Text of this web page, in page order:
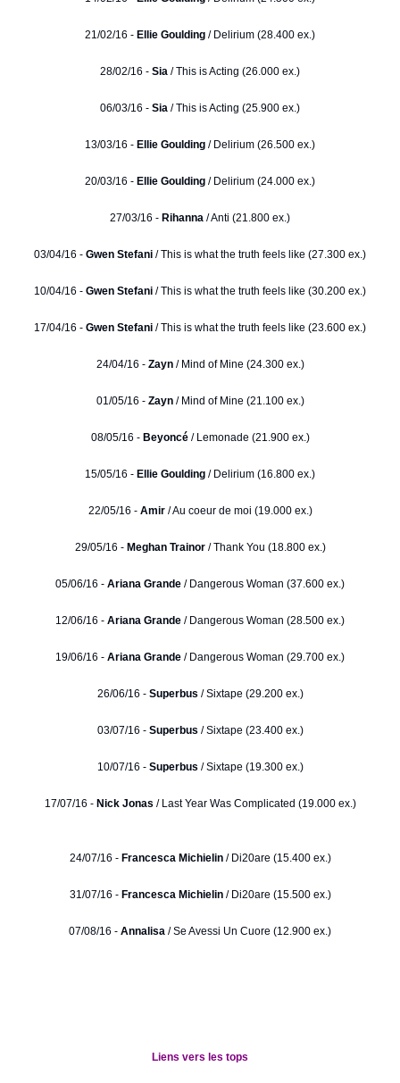
21/02/16 - Ellie Goulding / Delirium (28.400 ex.)
28/02/16 - Sia / This is Acting (26.000 ex.)
06/03/16 - Sia / This is Acting (25.900 ex.)
13/03/16 - Ellie Goulding / Delirium (26.500 ex.)
20/03/16 - Ellie Goulding / Delirium (24.000 ex.)
27/03/16 - Rihanna / Anti (21.800 ex.)
03/04/16 - Gwen Stefani / This is what the truth feels like (27.300 ex.)
10/04/16 - Gwen Stefani / This is what the truth feels like (30.200 ex.)
17/04/16 - Gwen Stefani / This is what the truth feels like (23.600 ex.)
24/04/16 - Zayn / Mind of Mine (24.300 ex.)
01/05/16 - Zayn / Mind of Mine (21.100 ex.)
08/05/16 - Beyoncé / Lemonade (21.900 ex.)
15/05/16 - Ellie Goulding / Delirium (16.800 ex.)
22/05/16 - Amir / Au coeur de moi (19.000 ex.)
29/05/16 - Meghan Trainor/ Thank You (18.800 ex.)
05/06/16 - Ariana Grande / Dangerous Woman (37.600 ex.)
12/06/16 - Ariana Grande / Dangerous Woman (28.500 ex.)
19/06/16 - Ariana Grande / Dangerous Woman (29.700 ex.)
26/06/16 - Superbus / Sixtape (29.200 ex.)
03/07/16 - Superbus / Sixtape (23.400 ex.)
10/07/16 - Superbus / Sixtape (19.300 ex.)
17/07/16 - Nick Jonas / Last Year Was Complicated (19.000 ex.)
24/07/16 - Francesca Michielin/ Di20are (15.400 ex.)
31/07/16 - Francesca Michielin/ Di20are (15.500 ex.)
07/08/16 - Annalisa / Se Avessi Un Cuore (12.900 ex.)
Liens vers les tops